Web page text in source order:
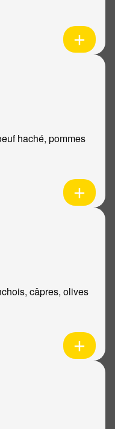
haché, pommes
câpres, olives